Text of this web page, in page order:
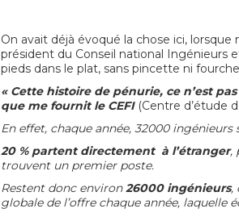
On avait déjà évoqué la chose ici, lorsque
président du Conseil national Ingénieurs
pieds dans le plat, sans pincette ni
« Cette histoire de pénurie, ce n’est
que me fournit le CEFI (Centre d’étude
En effet, chaque année, 32000
20 % partent directement à l’étranger,
trouvent un premier poste.
Restent donc environ26000 ingénieurs,
globale de l’offre chaque année, laquelle